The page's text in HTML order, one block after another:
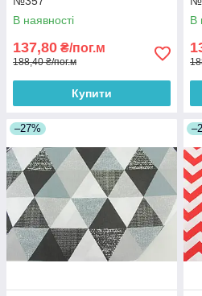
В наявності
137,80 ₴/пог.м
188,40 ₴/пог.м
Купити
В
–27%